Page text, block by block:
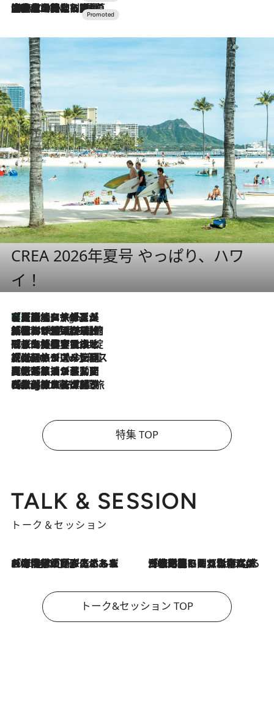
2026.7.10
NEW OPEN！【界 草津】名湯の地に誕生。趣の異なる2種の温泉と上州ならではの会席・蕎麦割烹など美食を味わう究極の癒やし旅
CREA 2026年夏号 やっぱり、ハワ
イ！
7 Hours Ago
【厳選旅コスメ】「多機能アイテムがメイン！」旅好き美容エディターが選んだ夏旅ベストコスメを発表【Mサイズジップ】
2026.8.6
「荷物が増えるほど旅ストレスは増す」美容ジャーナリストがたどり着いた最終結論。“化粧品を劇的に減らす”感動の凝縮美容とは
2026.8.6
「旅先には金髪ウィッグを持参」日本と同じメイクでは損してる!? 美容ジャーナリストが提案する“掟破りの旅美容”とは
2026.8.6
【厳選旅コスメ】「身軽さ＆UV対策重視！」ヘアアーティストshucoが選んだ夏旅ベストコスメを発表【Mサイズジップ】
2026.8.5
【厳選旅コスメ】国内をあちこち移動する河井菜摘が選んだ夏旅ベストコスメ発表！「リラックスアイテムはマスト」【Mサイズジップ】
2026.8.4
【厳選旅コスメ】「紫外線＆乾燥対策しながらメイク感も！」ヘア＆メイクGeorgeが選んだ夏旅ベストコスメを発表！【Mサイズジップ】
特集 TOP
TALK & SESSION
トーク＆セッション
2026.8.3
「今後値上げがあるとすれば…」「リスクがあるのは今年の冬」エネルギー専門家が語る、ホルムズ海峡封鎖が家庭にもたらす“ある心配” 2026.8.3
「住宅建てられない…」「サーチャージ料の高値が続いている」ホルムズ海峡封鎖による影響はいつまで続く？《エネルギー専門家に聞く“どうなる日本の暮らし”》
トーク&セッション TOP